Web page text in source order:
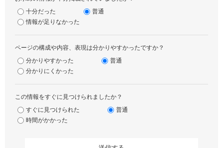
十分だった
普通
情報が足りなかった
ページの構成や内容、表現は分かりやすかったですか？
分かりやすかった
普通
分かりにくかった
この情報をすぐに見つけられましたか？
すぐに見つけられた
普通
時間がかかった